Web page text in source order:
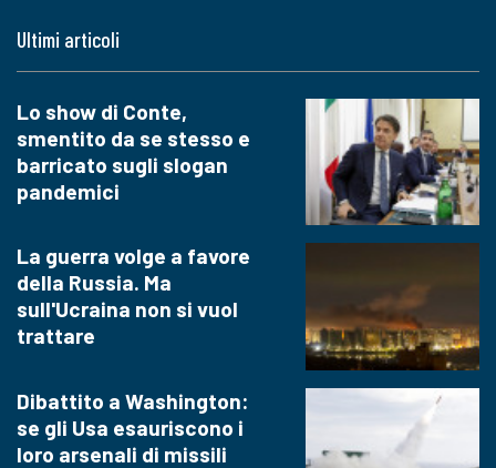
Ultimi articoli
Lo show di Conte,
smentito da se stesso e
barricato sugli slogan
pandemici
La guerra volge a favore
della Russia. Ma
sull'Ucraina non si vuol
trattare
Dibattito a Washington:
se gli Usa esauriscono i
loro arsenali di missili